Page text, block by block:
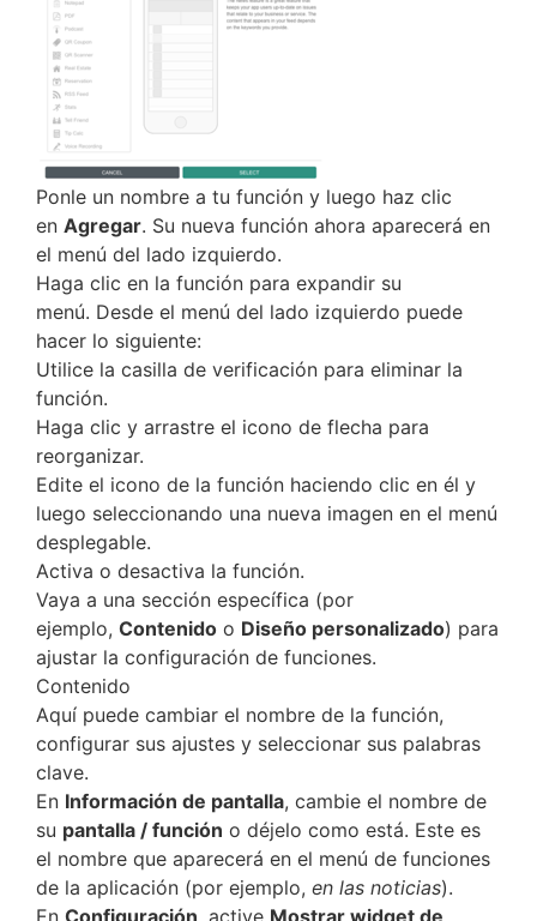
Ponle un nombre a tu función y luego haz clic
en Agregar. Su nueva función ahora aparecerá en
el menú del lado izquierdo.
Haga clic en la función para expandir su
menú. Desde el menú del lado izquierdo puede
hacer lo siguiente:
Utilice la casilla de verificación para eliminar la
función.
Haga clic y arrastre el icono de flecha para
reorganizar.
Edite el icono de la función haciendo clic en él y
luego seleccionando una nueva imagen en el menú
desplegable.
Activa o desactiva la función.
Vaya a una sección específica (por
ejemplo, Contenido o Diseño personalizado) para
ajustar la configuración de funciones.
Contenido
Aquí puede cambiar el nombre de la función,
configurar sus ajustes y seleccionar sus palabras
clave.
En Información de pantalla, cambie el nombre de
su pantalla / función o déjelo como está. Este es
el nombre que aparecerá en el menú de funciones
de la aplicación (por ejemplo, en las noticias).